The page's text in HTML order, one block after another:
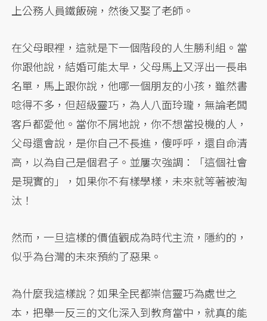
上公務人員鐵飯碗，然後又娶了老師。
在父母眼裡，這就是下一個階段的人生勝利組。當
你跟他說，結婚可能太早，父母馬上又浮出一長串
名單，馬上跟你說，他哪一個朋友的小孩，雖然書
唸得不多，但超級靈巧，為人八面玲瓏，無論老闆
客戶都愛他。當你不屑地說，你不想當投機的人，
父母還會說，是你自己不長進，傻呼呼，還自命清
高，以為自己是個君子。並屢次強調：「這個社會
是現實的」，如果你不有樣學樣，未來就等著被淘
汰！
然而，一旦這樣的價值觀成為時代主流，隱約的，
似乎為台灣的未來預約了惡果。
為什麼我這樣說？如果全民都崇信靈巧為處世之
本，把舉一反三的文化深入到教育當中，就真的能